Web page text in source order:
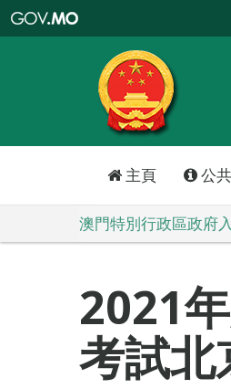
特
政
區
政
口
主頁 公
澳門特別行政區政府
2021
考試北